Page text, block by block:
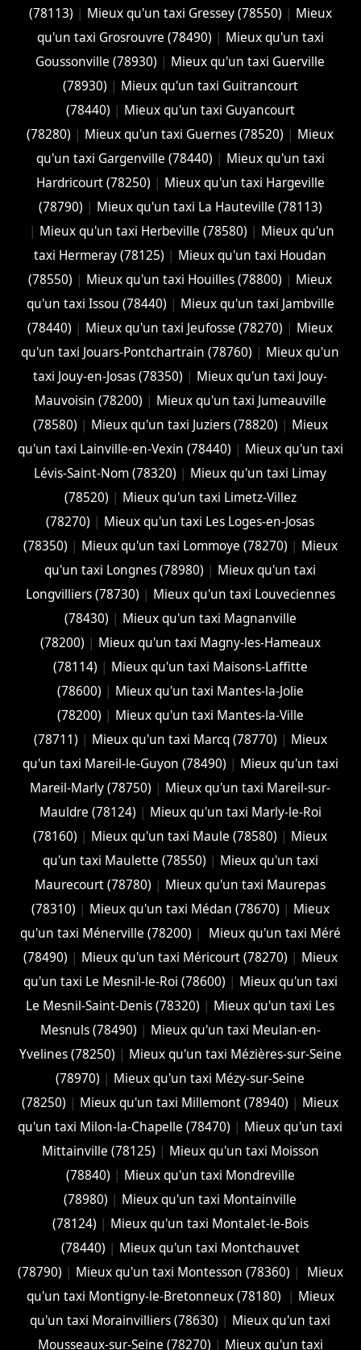
(78113) | Mieux qu'un taxi Gressey (78550) | Mieux
qu'un taxi Grosrouvre (78490) | Mieux qu'un taxi
Goussonville (78930) | Mieux qu'un taxi Guerville
(78930) | Mieux qu'un taxi Guitrancourt
(78440) | Mieux qu'un taxi Guyancourt
(78280) | Mieux qu'un taxi Guernes (78520) | Mieux
qu'un taxi Gargenville (78440) | Mieux qu'un taxi
Hardricourt (78250) | Mieux qu'un taxi Hargeville
(78790) | Mieux qu'un taxi La Hauteville (78113)
| Mieux qu'un taxi Herbeville (78580) | Mieux qu'un
taxi Hermeray (78125) | Mieux qu'un taxi Houdan
(78550) | Mieux qu'un taxi Houilles (78800) | Mieux
qu'un taxi Issou (78440) | Mieux qu'un taxi Jambville
(78440) | Mieux qu'un taxi Jeufosse (78270) | Mieux
qu'un taxi Jouars-Pontchartrain (78760) | Mieux qu'un
taxi Jouy-en-Josas (78350) | Mieux qu'un taxi Jouy-
Mauvoisin (78200) | Mieux qu'un taxi Jumeauville
(78580) | Mieux qu'un taxi Juziers (78820) | Mieux
qu'un taxi Lainville-en-Vexin (78440) | Mieux qu'un taxi
Lévis-Saint-Nom (78320) | Mieux qu'un taxi Limay
(78520) | Mieux qu'un taxi Limetz-Villez
(78270) | Mieux qu'un taxi Les Loges-en-Josas
(78350) | Mieux qu'un taxi Lommoye (78270) | Mieux
qu'un taxi Longnes (78980) | Mieux qu'un taxi
Longvilliers (78730) | Mieux qu'un taxi Louveciennes
(78430) | Mieux qu'un taxi Magnanville
(78200) | Mieux qu'un taxi Magny-les-Hameaux
(78114) | Mieux qu'un taxi Maisons-Laffitte
(78600) | Mieux qu'un taxi Mantes-la-Jolie
(78200) | Mieux qu'un taxi Mantes-la-Ville
(78711) | Mieux qu'un taxi Marcq (78770) | Mieux
qu'un taxi Mareil-le-Guyon (78490) | Mieux qu'un taxi
Mareil-Marly (78750) | Mieux qu'un taxi Mareil-sur-
Mauldre (78124) | Mieux qu'un taxi Marly-le-Roi
(78160) | Mieux qu'un taxi Maule (78580) | Mieux
qu'un taxi Maulette (78550) | Mieux qu'un taxi
Maurecourt (78780) | Mieux qu'un taxi Maurepas
(78310) | Mieux qu'un taxi Médan (78670) | Mieux
qu'un taxi Ménerville (78200) |
Mieux qu'un taxi Méré
(78490) | Mieux qu'un taxi Méricourt (78270) | Mieux
qu'un taxi Le Mesnil-le-Roi (78600) | Mieux qu'un taxi
Le Mesnil-Saint-Denis (78320) | Mieux qu'un taxi Les
Mesnuls (78490) | Mieux qu'un taxi Meulan-en-
Yvelines (78250) | Mieux qu'un taxi Mézières-sur-Seine
(78970) | Mieux qu'un taxi Mézy-sur-Seine
(78250) | Mieux qu'un taxi Millemont (78940) | Mieux
qu'un taxi Milon-la-Chapelle (78470) | Mieux qu'un taxi
Mittainville (78125) | Mieux qu'un taxi Moisson
(78840) | Mieux qu'un taxi Mondreville
(78980) | Mieux qu'un taxi Montainville
(78124) | Mieux qu'un taxi Montalet-le-Bois
(78440) | Mieux qu'un taxi Montchauvet
(78790) | Mieux qu'un taxi Montesson (78360) |
Mieux
qu'un taxi Montigny-le-Bretonneux (78180)
| Mieux
qu'un taxi Morainvilliers (78630) | Mieux qu'un taxi
Mousseaux-sur-Seine (78270) | Mieux qu'un taxi